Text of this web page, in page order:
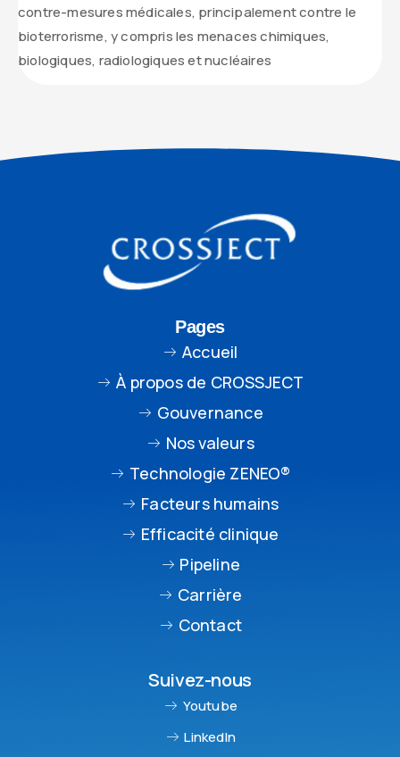
contre-mesures médicales, principalement contre le
bioterrorisme, y compris les menaces chimiques,
biologiques, radiologiques et nucléaires
Pages
Accueil
À propos de CROSSJECT
Gouvernance
Nos valeurs
Technologie ZENEO®
Facteurs humains
Efficacité clinique
Pipeline
Carrière
Contact
Suivez-nous
Youtube
LinkedIn